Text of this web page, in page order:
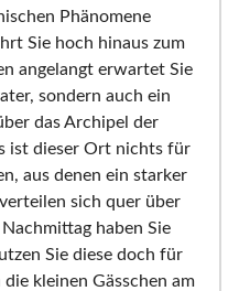
Phänomene
Sie hoch hinaus zum
angelangt erwartet Sie
sondern auch ein
das Archipel der
ist dieser Ort nichts für
aus denen ein starker
sich quer über
haben Sie
Sie diese doch für
kleinen Gässchen am